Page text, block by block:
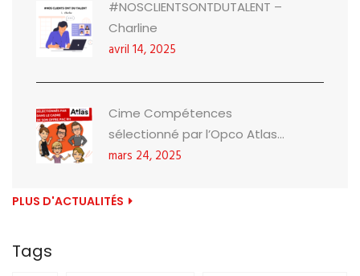
#NOSCLIENTSONTDUTALENT –
Charline
avril 14, 2025
Cime Compétences
sélectionné par l’Opco Atlas...
mars 24, 2025
PLUS D'ACTUALITÉS
Tags